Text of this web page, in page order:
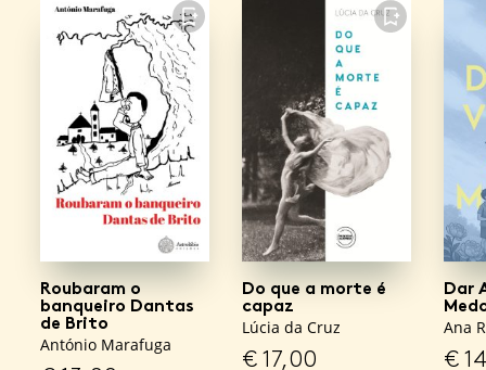
FAVORITO
Roubaram o
banqueiro Dantas
de Brito
António Marafuga
FAVORITO
Do que a morte é
capaz
Lúcia da Cruz
€17,00
Dar
Ana
€